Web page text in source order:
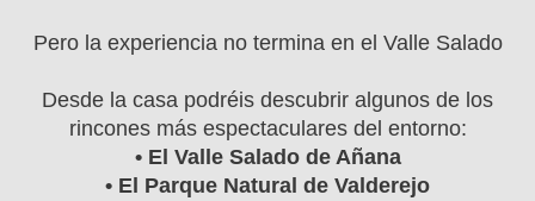
Pero la experiencia no termina en el Valle Salado
Desde la casa podréis descubrir algunos de los
rincones más espectaculares del entorno:
• El Valle Salado de Añana
• El Parque Natural de Valderejo